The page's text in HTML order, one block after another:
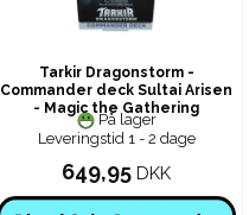
Tarkir Dragonstorm -
Commander deck Sultai Arisen
- Magic the Gathering
På lager
Leveringstid 1 - 2 dage
649,95 DKK